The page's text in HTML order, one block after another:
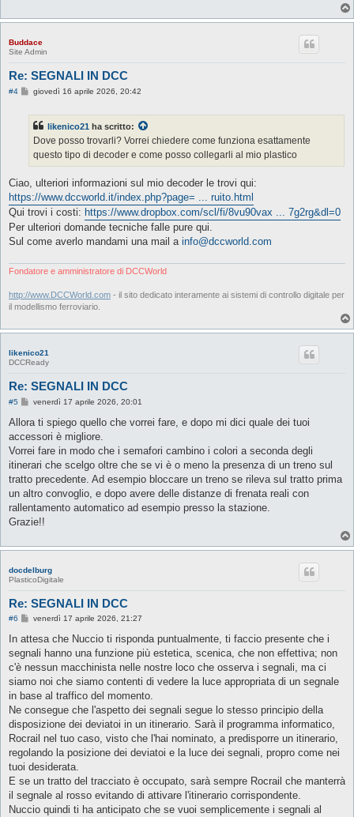
i
Buddace
Site Admin
Re: SEGNALI IN DCC
#4
M
a
g
o
giovedì 16 aprile 2026, 20:42
likenico21 ha scritto:
Dove posso trovarli? Vorrei chiedere come funziona esattamente
questo tipo di decoder e come posso collegarli al mio plastico
Ciao, ulteriori informazioni sul mio decoder le trovi qui:
https://www.dccworld.it/index.php?page= ... ruito.html
Qui trovi i costi: https://www.dropbox.com/scl/fi/8vu90vax ... 7g2rg&dl=0
Per ulteriori domande tecniche falle pure qui.
Sul come averlo mandami una mail a info@dccworld.com
Fondatore e amministratore di DCCWorld
http://www.DCCWorld.com - il sito dedicato interamente ai sistemi di controllo digitale per
il modellismo ferroviario.
likenico21
DCCReady
Re: SEGNALI IN DCC
#5
M
s
a
g
i
o
venerdì 17 aprile 2026, 20:01
Allora ti spiego quello che vorrei fare, e dopo mi dici quale dei tuoi
accessori è migliore.
Vorrei fare in modo che i semafori cambino i colori a seconda degli
itinerari che scelgo oltre che se vi è o meno la presenza di un treno sul
tratto precedente. Ad esempio bloccare un treno se rileva sul tratto prima
un altro convoglio, e dopo avere delle distanze di frenata reali con
rallentamento automatico ad esempio presso la stazione.
Grazie!!
docdelburg
PlasticoDigitale
Re: SEGNALI IN DCC
#6
M
s
a
g
i
o
venerdì 17 aprile 2026, 21:27
In attesa che Nuccio ti risponda puntualmente, ti faccio presente che i
segnali hanno una funzione più estetica, scenica, che non effettiva; non
c'è nessun macchinista nelle nostre loco che osserva i segnali, ma ci
siamo noi che siamo contenti di vedere la luce appropriata di un segnale
in base al traffico del momento.
Ne consegue che l'aspetto dei segnali segue lo stesso principio della
disposizione dei deviatoi in un itinerario. Sarà il programma informatico,
Rocrail nel tuo caso, visto che l'hai nominato, a predisporre un itinerario,
regolando la posizione dei deviatoi e la luce dei segnali, propro come nei
tuoi desiderata.
E se un tratto del tracciato è occupato, sarà sempre Rocrail che manterrà
il segnale al rosso evitando di attivare l'itinerario corrispondente.
Nuccio quindi ti ha anticipato che se vuoi semplicemente i segnali al